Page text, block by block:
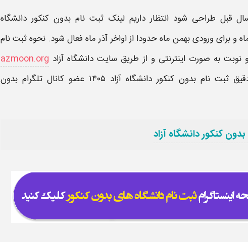
قبل طراحی شود انتظار داریملینک ثبت نام بدون کنکور دانشگاه
و برای ورودیبهمنماه حدودا از اواخر آذر ماه فعال شود. نحوه ثبت نام
نوبت به صورتاینترنتیو از طریق سایت دانشگاه آزاد azmoon.org
ثبت نام بدون کنکور دانشگاه آزاد ۱۴۰۵ عضو کانال تلگرام بدون
کنکور دانشگاه آزاد